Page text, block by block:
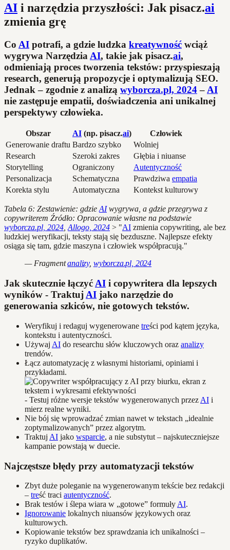
AI i narzędzia przyszłości: Jak pisacz.ai
zmienia grę
Co AI potrafi, a gdzie ludzka kreatywność wciąż
wygrywa Narzędzia AI, takie jak pisacz.ai,
odmieniają proces tworzenia tekstów: przyspieszają
research, generują propozycje i optymalizują SEO.
Jednak – zgodnie z analizą wyborcza.pl, 2024– AI
nie zastępuje empatii, doświadczenia ani unikalnej
perspektywy człowieka.
Obszar AI (np. pisacz.ai)
Człowiek
Generowanie draftu Bardzo szybko
Wolniej
Research
Szeroki zakres
Głębia i niuanse
Storytelling
Ograniczony
Autentyczność
Personalizacja
Schematyczna Prawdziwa empatia
Korekta stylu
Automatyczna Kontekst kulturowy
Tabela 6: Zestawienie: gdzieAIwygrywa, a gdzie przegrywa z
copywriterem Źródło: Opracowanie własne na podstawie
wyborcza.pl, 2024,Allogo, 2024 > "AI zmienia copywriting, ale bez
ludzkiej weryfikacji, teksty stają się bezduszne. Najlepsze efekty
osiąga się tam, gdzie maszyna i człowiek współpracują."
— Fragmentanalizy, wyborcza.pl, 2024
Jak skutecznie łączyć AI i copywritera dla lepszych
wyników - Traktuj AI jako narzędzie do
generowania szkiców, nie gotowych tekstów.
Weryfikuj i redaguj wygenerowane treści pod kątem języka,
kontekstu i autentyczności.
Używaj AI do researchu słów kluczowych oraz analizy
trendów.
Łącz automatyzację z własnymi historiami, opiniami i
przykładami.
- Testuj różne wersje tekstów wygenerowanych przez AI i
mierz realne wyniki.
Nie bój się wprowadzać zmian nawet w tekstach „idealnie
zoptymalizowanych” przez algorytm.
Traktuj AI jako wsparcie, a nie substytut – najskuteczniejsze
kampanie powstają w duecie.
Najczęstsze błędy przy automatyzacji tekstów
Zbyt duże poleganie na wygenerowanym tekście bez redakcji
– treść traci autentyczność.
Brak testów i ślepa wiara w „gotowe” formuły AI.
Ignorowanie lokalnych niuansów językowych oraz
kulturowych.
Kopiowanie tekstów bez sprawdzania ich unikalności –
ryzyko duplikatów.